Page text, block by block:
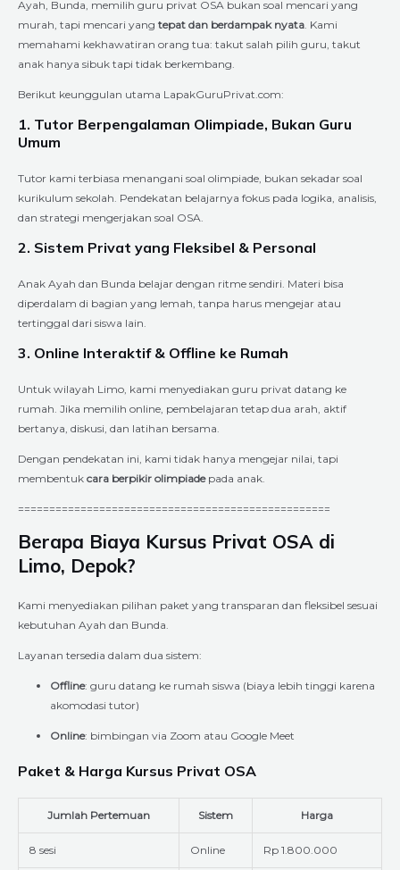
Ayah, Bunda, memilih guru privat OSA bukan soal mencari yang
murah, tapi mencari yang tepat dan berdampak nyata . Kami
memahami kekhawatiran orang tua: takut salah pilih guru, takut
anak hanya sibuk tapi tidak berkembang.
Berikut keunggulan utama LapakGuruPrivat.com:
1. Tutor Berpengalaman Olimpiade, Bukan Guru
Umum
Tutor kami terbiasa menangani soal olimpiade, bukan sekadar soal
kurikulum sekolah. Pendekatan belajarnya fokus pada logika, analisis,
dan strategi mengerjakan soal OSA.
2. Sistem Privat yang Fleksibel & Personal
Anak Ayah dan Bunda belajar dengan ritme sendiri. Materi bisa
diperdalam di bagian yang lemah, tanpa harus mengejar atau
tertinggal dari siswa lain.
3. Online Interaktif & Offline ke Rumah
Untuk wilayah Limo, kami menyediakan guru privat datang ke
rumah. Jika memilih online, pembelajaran tetap dua arah, aktif
bertanya, diskusi, dan latihan bersama.
Dengan pendekatan ini, kami tidak hanya mengejar nilai, tapi
membentuk cara berpikir olimpiadepada anak.
==================================================
Berapa Biaya Kursus Privat OSA di
Limo, Depok?
Kami menyediakan pilihan paket yang transparan dan fleksibel sesuai
kebutuhan Ayah dan Bunda.
Layanan tersedia dalam dua sistem:
Offline: guru datang ke rumah siswa (biaya lebih tinggi karena
akomodasi tutor)
Online: bimbingan via Zoom atau Google Meet
Paket & Harga Kursus Privat OSA
Jumlah Pertemuan Sistem Harga
8 sesi Online Rp 1.800.000